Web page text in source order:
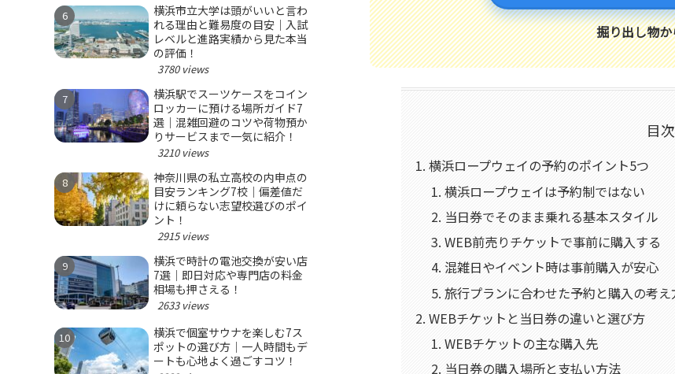
掘り出し物
目次
横浜ロープウェイの予約のポイント5つ
横浜ロープウェイは予約制ではない
当日券でそのまま乗れる基本スタイル
WEB前売りチケットで事前に購入する
混雑日やイベント時は事前購入が安心
旅行プランに合わせた予約と購入の考え
WEBチケットと当日券の違いと選び方
WEBチケットの主な購入先
当日券の購入場所と支払い方法
横浜市立大学は頭がいいと言わ
れる理由と難易度の目安｜入試
レベルと進路実績から見た本当
の評価！
3780 views
横浜駅でスーツケースをコイン
ロッカーに預ける場所ガイド7
選｜混雑回避のコツや荷物預か
りサービスまで一気に紹介！
3210 views
神奈川県の私立高校の内申点の
目安ランキング7校｜偏差値だ
けに頼らない志望校選びのポイ
ント！
2915 views
横浜で時計の電池交換が安い店
7選｜即日対応や専門店の料金
相場も押さえる！
2633 views
横浜で個室サウナを楽しむ7ス
ポットの選び方｜一人時間もデ
ートも心地よく過ごすコツ！